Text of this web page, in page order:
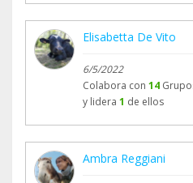
Elisabetta De Vito
6/5/2022
Colabora con 14
y lidera 1 de ellos
Ambra Reggiani